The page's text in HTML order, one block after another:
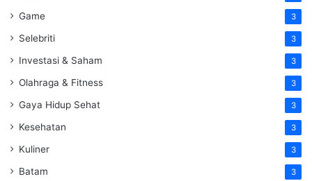
Game 3
Selebriti 3
Investasi & Saham 3
Olahraga & Fitness 3
Gaya Hidup Sehat 3
Kesehatan 3
Kuliner 3
Batam 3